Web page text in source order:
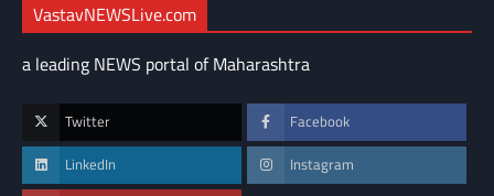
VastavNEWSLive.com
a leading NEWS portal of Maharashtra
Twitter Facebook
LinkedIn Instagram